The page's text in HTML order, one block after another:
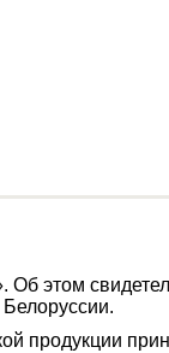
этом
продукции